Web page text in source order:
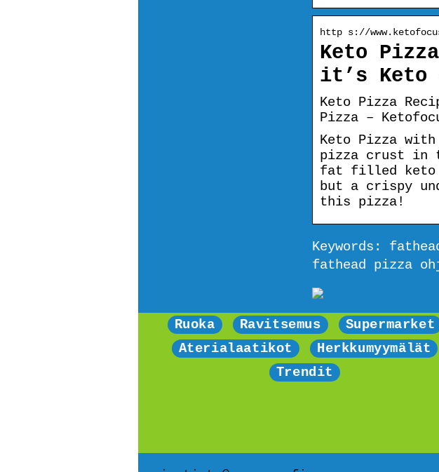
http s://
Keto
it’s Keto
Keto Pizza
Pizza –
Keto Pizza
pizza crust in
fat filled keto
but a crispy
this pizza!
Keywords:
fathead pizza
Ruoka Ravitsemus
Supermarket
Aterialaatikot
Herkkumyymälät
Trendit